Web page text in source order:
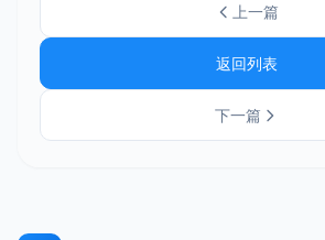
上一篇
返回列表
下一篇